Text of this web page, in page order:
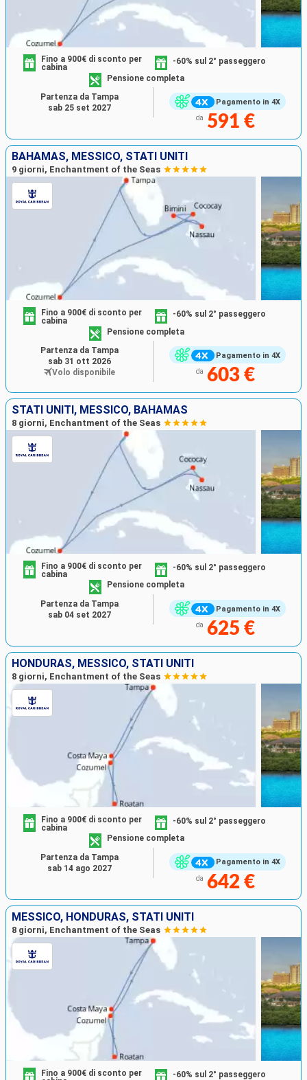
Pagamento in 4X
Fino a 900€ di sconto per
cabina
-60% sul 2° passeggero
Pensione completa
da 591 €
Partenza da Tampa
sab 25 set 2027
BAHAMAS, MESSICO, STATI UNITI
9 giorni, Enchantment of the Seas
Pagamento in 4X
Fino a 900€ di sconto per
cabina
-60% sul 2° passeggero
Pensione completa
da 603 €
Partenza da Tampa
sab 31 ott 2026
Volo disponibile
STATI UNITI, MESSICO, BAHAMAS
8 giorni, Enchantment of the Seas
Pagamento in 4X
Fino a 900€ di sconto per
cabina
-60% sul 2° passeggero
Pensione completa
da 625 €
Partenza da Tampa
sab 04 set 2027
HONDURAS, MESSICO, STATI UNITI
8 giorni, Enchantment of the Seas
Pagamento in 4X
Fino a 900€ di sconto per
cabina
-60% sul 2° passeggero
Pensione completa
da 642 €
Partenza da Tampa
sab 14 ago 2027
MESSICO, HONDURAS, STATI UNITI
8 giorni, Enchantment of the Seas
Fino a 900€ di sconto per
-60% sul 2° passeggero